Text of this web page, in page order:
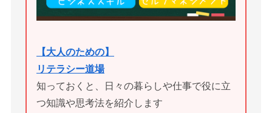
【大人のための】
リテラシー道場
知っておくと、日々の暮らしや仕事で役に立
つ知識や思考法を紹介します